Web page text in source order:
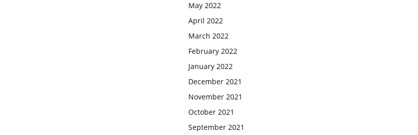
May 2022
April 2022
March 2022
February 2022
January 2022
December 2021
November 2021
October 2021
September 2021